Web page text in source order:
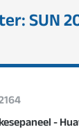
SUN
-